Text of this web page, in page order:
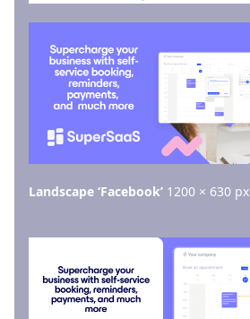
Landscape ‘Facebook’ 1200 × 630 px